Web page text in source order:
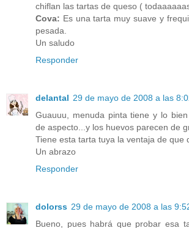
chiflan las tartas de queso (
Cova: Es una tarta muy suave y
pesada.
Un saludo
Responder
delantal 29 de mayo de 2008 a las
Guauuu, menuda pinta tiene y lo
de aspecto...y los huevos parecen de
Tiene esta tarta tuya la ventaja de que
Un abrazo
Responder
dolorss 29 de mayo de 2008 a las
Bueno, pues habrá que probar esa